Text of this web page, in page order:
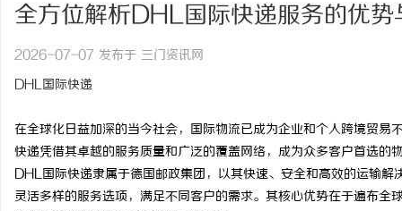
全方位解析DHL国际快递服务的优势
2026-07-07 发布于 三门资讯网
DHL国际快递
在全球化日益加深的当今社会，国际物流已成为企业和个人跨境贸
快递凭借其卓越的服务质量和广泛的覆盖网络，成为众多客户首选的
DHL国际快递隶属于德国邮政集团，以其快速、安全和高效的运输
灵活多样的服务选项，满足不同客户的需求。其核心优势在于遍布